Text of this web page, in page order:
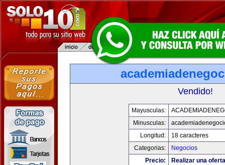
Vendido!
Mayusculas:
Minusculas:
Longitud:
18 caracteres
Categorias:
Negocios
Precio:
Realizar una